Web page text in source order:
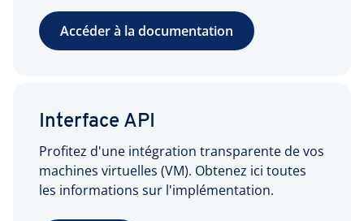
Accéder à la documentation
Interface API
Profitez d'une intégration transparente de vos
machines virtuelles (VM). Obtenez ici toutes
les informations sur l'implémentation.